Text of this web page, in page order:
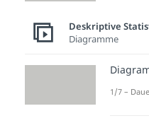
Deskriptive
Diagramme
1/7 –